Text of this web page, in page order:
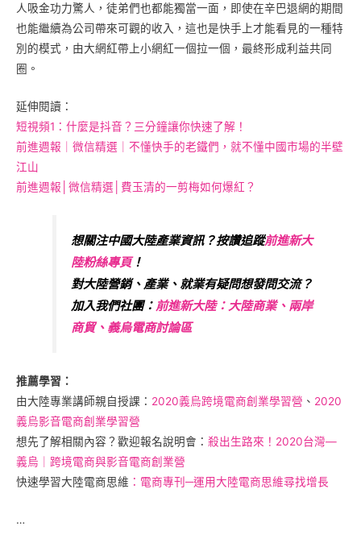
人吸金功力驚人，徒弟們也都能獨當一面，即使在辛巴退網的期間
也能繼續為公司帶來可觀的收入，這也是快手上才能看見的一種特
別的模式，由大網紅帶上小網紅一個拉一個，最終形成利益共同
圈。
延伸閱讀：
短視頻1：什麼是抖音？三分鐘讓你快速了解！
前進週報｜微信精選｜不懂快手的老鐵們，就不懂中國市場的半壁
江山
前進週報│微信精選│費玉清的一剪梅如何爆紅？
想關注中國大陸產業資訊？按讚追蹤前進新大
陸粉絲專頁！
對大陸營銷、產業、就業有疑問想發問交流？
加入我們社團： 前進新大陸：大陸商業、兩岸
商貿、義烏電商討論區
推薦學習：
由大陸專業講師親自授課： 2020義烏跨境電商創業學習營 、 2020
義烏影音電商創業學習營
想先了解相關內容？歡迎報名說明會： 殺出生路來！2020台灣—
義烏｜跨境電商與影音電商創業營
快速學習大陸電商思維 ：電商專刊─運用大陸電商思維尋找增長
…